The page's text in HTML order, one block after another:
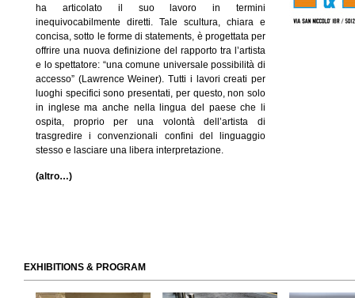
ha articolato il suo lavoro in termini
inequivocabilmente diretti. Tale scultura, chiara e
concisa, sotto le forme di statements, è progettata per
offrire una nuova definizione del rapporto tra l’artista
e lo spettatore: “una comune universale possibilità di
accesso” (Lawrence Weiner). Tutti i lavori creati per
luoghi specifici sono presentati, per questo, non solo
in inglese ma anche nella lingua del paese che li
ospita, proprio per una volontà dell’artista di
trasgredire i convenzionali confini del linguaggio
stesso e lasciare una libera interpretazione.
(altro…)
EXHIBITIONS & PROGRAM